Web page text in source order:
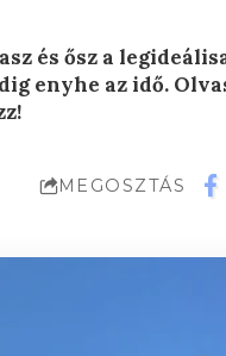
és ősz a
enyhe az idő.
MEGOSZTÁS